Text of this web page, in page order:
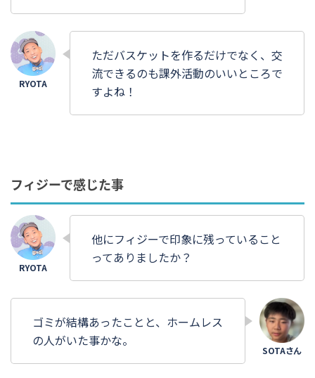
ただバスケットを作るだけでなく、交
流できるのも課外活動のいいところで
すよね！
フィジーで感じた事
他にフィジーで印象に残っていること
ってありましたか？
ゴミが結構あったことと、ホームレス
の人がいた事かな。